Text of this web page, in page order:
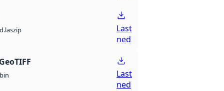
Last
ned
bin
Last
ned